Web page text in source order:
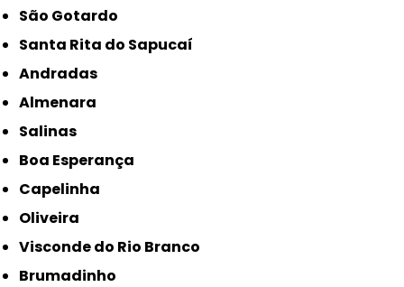
São Gotardo
Santa Rita do Sapucaí
Andradas
Almenara
Salinas
Boa Esperança
Capelinha
Oliveira
Visconde do Rio Branco
Brumadinho